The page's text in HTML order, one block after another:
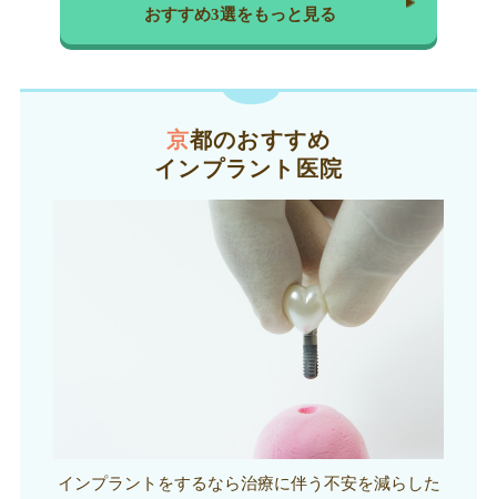
おすすめ3選をもっと見る
京都のおすすめ
インプラント医院
インプラントをするなら治療に伴う不安を減らした